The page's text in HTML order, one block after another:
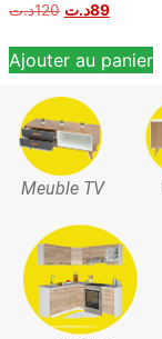
120د.ت 89د.ت
Ajouter au panier
Meuble TV